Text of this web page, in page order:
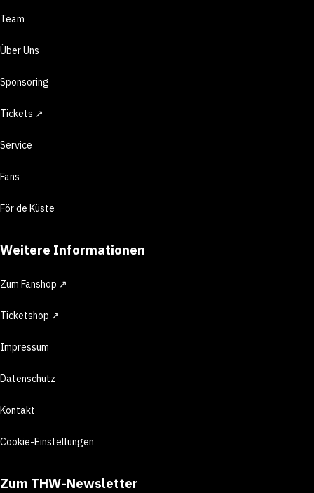
Team
Über Uns
Sponsoring
Tickets ↗
Service
Fans
För de Küste
Weitere Informationen
Zum Fanshop ↗
Ticketshop ↗
Impressum
Datenschutz
Kontakt
Cookie-Einstellungen
Zum THW-Newsletter